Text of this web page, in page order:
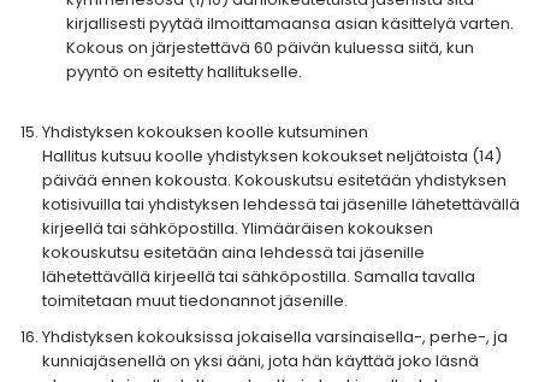
kirjallisesti pyytää ilmoittamaansa asian käsittelyä varten.
Kokous on järjestettävä 60 päivän kuluessa siitä, kun
pyyntö on esitetty hallitukselle.
Yhdistyksen kokouksen koolle kutsuminen
Hallitus kutsuu koolle yhdistyksen kokoukset neljätoista (14)
päivää ennen kokousta. Kokouskutsu esitetään yhdistyksen
kotisivuilla tai yhdistyksen lehdessä tai jäsenille lähetettävällä
kirjeellä tai sähköpostilla. Ylimääräisen kokouksen
kokouskutsu esitetään aina lehdessä tai jäsenille
lähetettävällä kirjeellä tai sähköpostilla. Samalla tavalla
toimitetaan muut tiedonannot jäsenille.
Yhdistyksen kokouksissa jokaisella varsinaisella-, perhe-, ja
kunniajäsenellä on yksi ääni, jota hän käyttää joko läsnä